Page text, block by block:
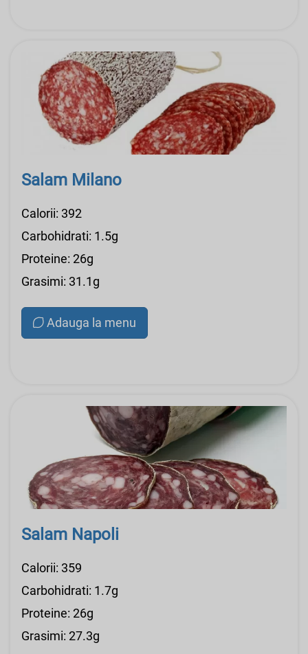
Salam Milano
Calorii: 392
Carbohidrati: 1.5g
Proteine: 26g
Grasimi: 31.1g
Adauga la menu
Salam Napoli
Calorii: 359
Carbohidrati: 1.7g
Proteine: 26g
Grasimi: 27.3g